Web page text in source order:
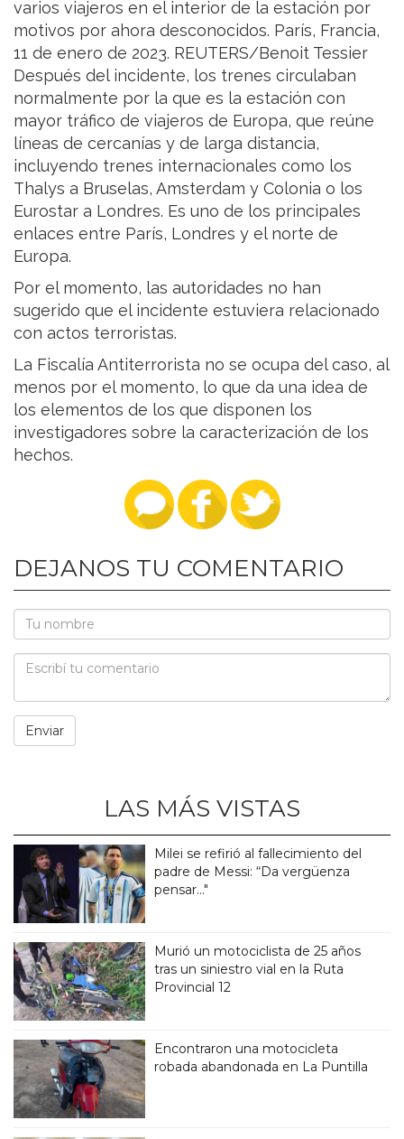
varios viajeros en el interior de la estación por
motivos por ahora desconocidos. París, Francia,
11 de enero de 2023. REUTERS/Benoit Tessier
Después del incidente, los trenes circulaban
normalmente por la que es la estación con
mayor tráfico de viajeros de Europa, que reúne
líneas de cercanías y de larga distancia,
incluyendo trenes internacionales como los
Thalys a Bruselas, Amsterdam y Colonia o los
Eurostar a Londres. Es uno de los principales
enlaces entre París, Londres y el norte de
Europa.
Por el momento, las autoridades no han
sugerido que el incidente estuviera relacionado
con actos terroristas.
La Fiscalía Antiterrorista no se ocupa del caso, al
menos por el momento, lo que da una idea de
los elementos de los que disponen los
investigadores sobre la caracterización de los
hechos.
DEJANOS TU COMENTARIO
LAS MÁS VISTAS
Milei se refirió al fallecimiento del
padre de Messi: “Da vergüenza
pensar..."
Murió un motociclista de 25 años
tras un siniestro vial en la Ruta
Provincial 12
Encontraron una motocicleta
robada abandonada en La Puntilla